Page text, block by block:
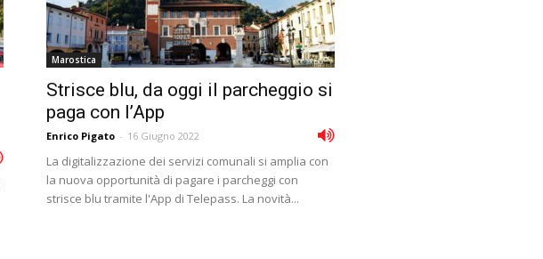
Marostica
Strisce blu, da oggi il parcheggio si
paga con l’App
Enrico Pigato - 16 Giugno 2022
La digitalizzazione dei servizi comunali si amplia con
la nuova opportunità di pagare i parcheggi con
strisce blu tramite l'App di Telepass. La novità...